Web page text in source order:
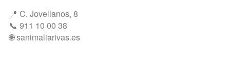
📍 C. Jovellanos, 8
📞 911 10 00 38
🌐 sanimaliarivas.es